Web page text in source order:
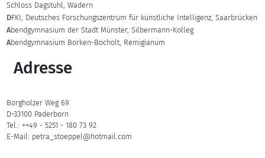
Schloss Dagstuhl, Wadern
DFKI, Deutsches Forschungszentrum für künstliche Intelligenz, Saarbrücken
Abendgymnasium der Stadt Münster, Silbermann-Kolleg
Abendgymnasium Borken-Bocholt, Remigianum
Adresse
Borgholzer Weg 69
D-33100 Paderborn
Tel.: ++49 - 5251 - 180 73 92
E-Mail: petra_stoeppel@hotmail.com